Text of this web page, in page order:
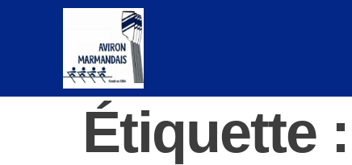
Étiquette :